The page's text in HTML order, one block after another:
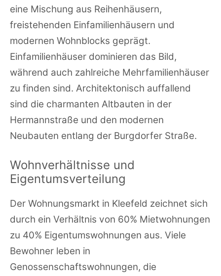
eine Mischung aus Reihenhäusern,
freistehenden Einfamilienhäusern und
modernen Wohnblocks geprägt.
Einfamilienhäuser dominieren das Bild,
während auch zahlreiche Mehrfamilienhäuser
zu finden sind. Architektonisch auffallend
sind die charmanten Altbauten in der
Hermannstraße und den modernen
Neubauten entlang der Burgdorfer Straße.
Wohnverhältnisse und
Eigentumsverteilung
Der Wohnungsmarkt in Kleefeld zeichnet sich
durch ein Verhältnis von 60% Mietwohnungen
zu 40% Eigentumswohnungen aus. Viele
Bewohner leben in
Genossenschaftswohnungen, die